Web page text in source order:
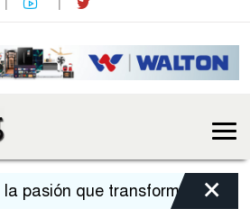
que transforma cada×